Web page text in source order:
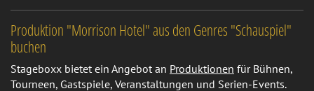
Produktion "Morrison Hotel" aus den Genres "Schauspiel"
buchen
Stageboxx bietet ein Angebot an Produktionen für Bühnen,
Tourneen, Gastspiele, Veranstaltungen und Serien-Events.